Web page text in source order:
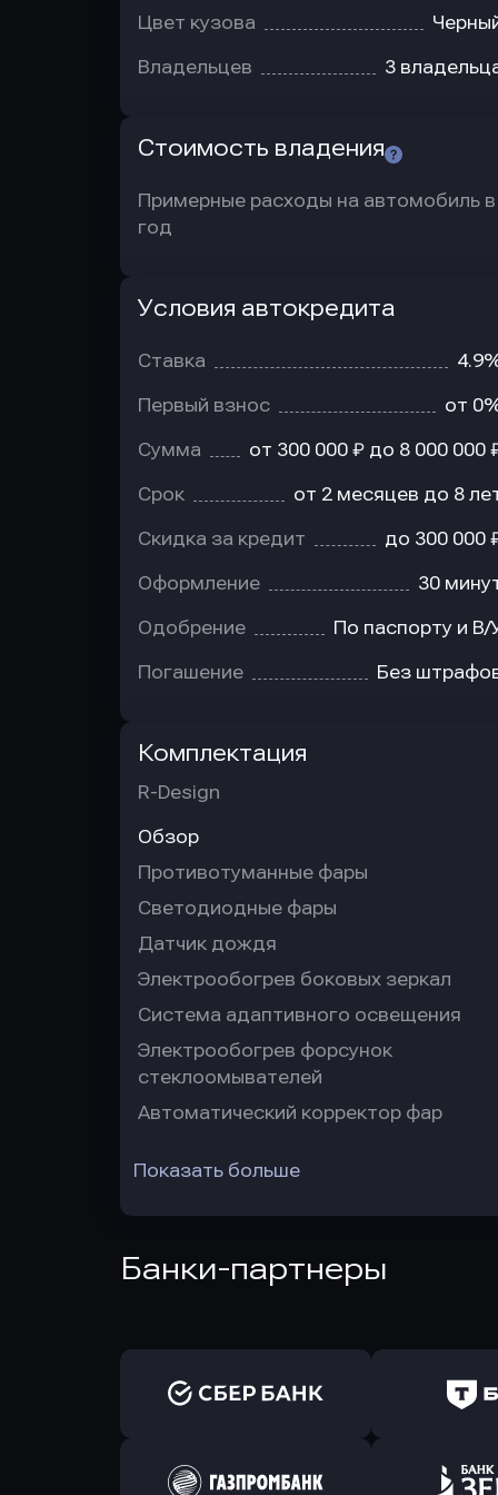
Цвет кузова
Владельцев 3
Стоимость владения
Примерные расходы на автомобиль в
год
Условия автокредита
Ставка
Первый взнос от
Сумма от 300 000 ₽ до 8 000 000
Срок от 2 месяцев до 8
Скидка за кредит до 300 000
Оформление 30
Одобрение По паспорту и В/
Погашение Без
Комплектация
R-Design
Обзор
Противотуманные фары
Светодиодные фары
Датчик дождя
Электрообогрев боковых зеркал
Система адаптивного освещения
Электрообогрев форсунок
стеклоомывателей
Автоматический корректор фар
Показать больше
Банки-партнеры
Оправить заявку